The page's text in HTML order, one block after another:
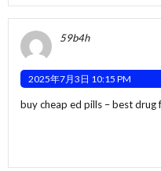
59b4h
2025年7月3日 10:15 PM
buy cheap ed pills –best drug